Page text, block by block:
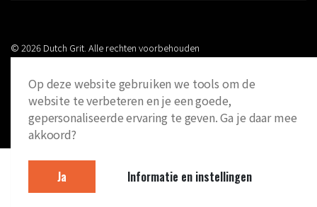
© 2026 Dutch Grit. Alle rechten voorbehouden
Privacy statement
Op deze website gebruiken we tools om de
website te verbeteren en je een goede,
gepersonaliseerde ervaring te geven. Ga je daar mee
akkoord?
Ja Informatie en instellingen